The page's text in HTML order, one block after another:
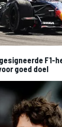
F1-
goed doel